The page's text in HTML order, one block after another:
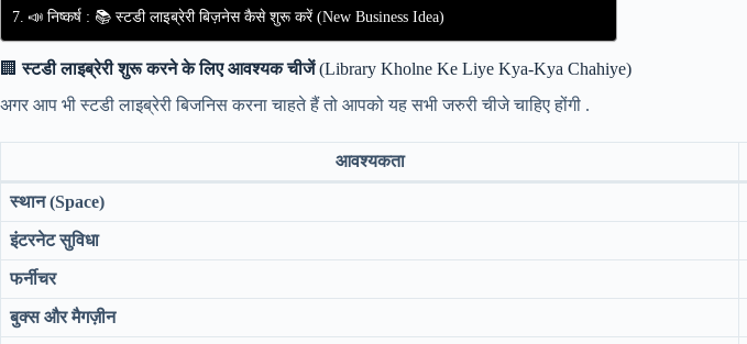
📣 निष्कर्ष : 📚 स्टडी लाइब्रेरी बिज़नेस कैसे शुरू करें (New Business Idea)
🏢स्टडी लाइब्रेरी शुरू करने के लिए आवश्यक चीजें(Library Kholne Ke Liye Kya-Kya Chahiye)
अगर आप भी स्टडी लाइब्रेरी बिजनिस करना चाहते हैं तो आपको यह सभी जरुरी चीजे चाहिए होंगी .
आवश्यकता
स्थान (Space)
इंटरनेट सुविधा
फर्नीचर
बुक्स और मैगज़ीन